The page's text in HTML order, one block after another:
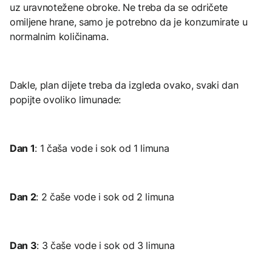
uz uravnotežene obroke. Ne treba da se odričete
omiljene hrane, samo je potrebno da je konzumirate u
normalnim količinama.
Dakle, plan dijete treba da izgleda ovako, svaki dan
popijte ovoliko limunade:
Dan 1: 1 čaša vode i sok od 1 limuna
Dan 2: 2 čaše vode i sok od 2 limuna
Dan 3: 3 čaše vode i sok od 3 limuna